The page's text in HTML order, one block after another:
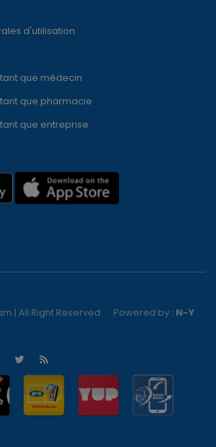
d'utilisation
que médecin
que pharmacie
que entreprise
| All Right Reserved Powered by : N-Y